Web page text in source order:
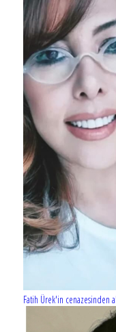
Fatih Ürek'in cenazesinden